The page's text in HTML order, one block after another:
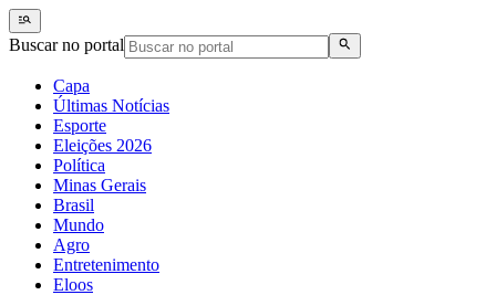
Buscar no portal
Capa
Últimas Notícias
Esporte
Eleições 2026
Política
Minas Gerais
Brasil
Mundo
Agro
Entretenimento
Eloos